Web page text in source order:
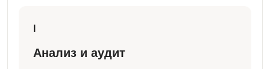
Анализ и аудит